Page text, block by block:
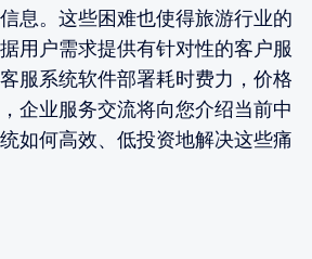
息。这些困难也使得旅游行业的
用户需求提供有针对性的客户服
服系统软件部署耗时费力，价格
企业服务交流将向您介绍当前中
如何高效、低投资地解决这些痛